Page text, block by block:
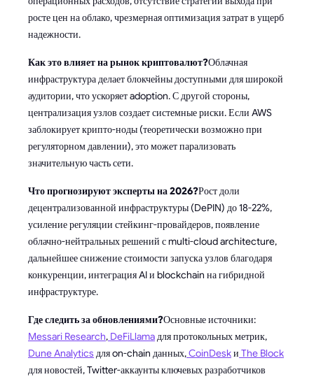
росте цен на облако, чрезмерная оптимизация затрат в ущерб
надежности.
Как это влияет на рынок криптовалют?Облачная
инфраструктура делает блокчейны доступными для широкой
аудитории, что ускоряет adoption. С другой стороны,
централизация узлов создает системные риски. Если AWS
заблокирует крипто-ноды (теоретически возможно при
регуляторном давлении), это может парализовать
значительную часть сети.
Что прогнозируют эксперты на 2026?Рост доли
децентрализованной инфраструктуры (DePIN) до 18-22%,
усиление регуляции стейкинг-провайдеров, появление
облачно-нейтральных решений с multi-cloud architecture,
дальнейшее снижение стоимости запуска узлов благодаря
конкуренции, интеграция AI и blockchain на гибридной
инфраструктуре.
Где следить за обновлениями?Основные источники:
Messari Research, DeFiLlamaдля протокольных метрик,
Dune Analytics для on-chain данных,CoinDeskи The Block
для новостей, Twitter-аккаунты ключевых разработчиков